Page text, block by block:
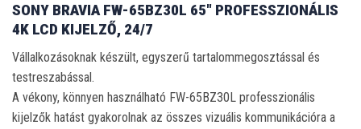
SONY BRAVIA FW-65BZ30L 65″ PROFESSZIONÁLIS
4K LCD KIJELZŐ, 24/7
Vállalkozásoknak készült, egyszerű tartalommegosztással és
testreszabással.
A vékony, könnyen használható FW-65BZ30L professzionális
kijelzők hatást gyakorolnak az összes vizuális kommunikációra a